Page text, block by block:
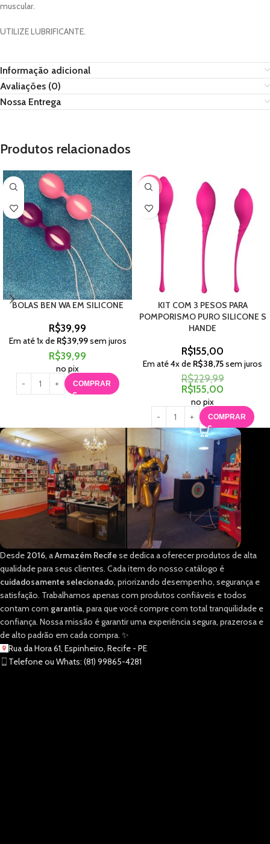
muscular.
UTILIZE LUBRIFICANTE.
Informação adicional
Avaliações (0)
Nossa Entrega
Produtos relacionados
BOLAS BEN WA EM SILICONE
R$39,99
Em até1x de R$39,99sem juros
R$39,99
no pix
COMPRAR
-33%
KIT COM 3 PESOS PARA
POMPORISMO PURO SILICONE S
HANDE
R$155,00
Em até4x de R$38,75sem juros
R$229,99
R$155,00
no pix
COMPRAR
Desde 2016, aArmazém Recifese dedica a oferecer produtos de alta
qualidade para seus clientes. Cada item do nosso catálogo é
cuidadosamente selecionado, priorizando desempenho, segurança e
satisfação. Trabalhamos apenas com produtos confiáveis e todos
contam com garantia, para que você compre com total tranquilidade e
confiança. Nossa missão é garantir uma experiência segura, prazerosa e
de alto padrão em cada compra. ✨
Rua da Hora 61, Espinheiro, Recife - PE
Telefone ou Whats: (81) 99865-4281